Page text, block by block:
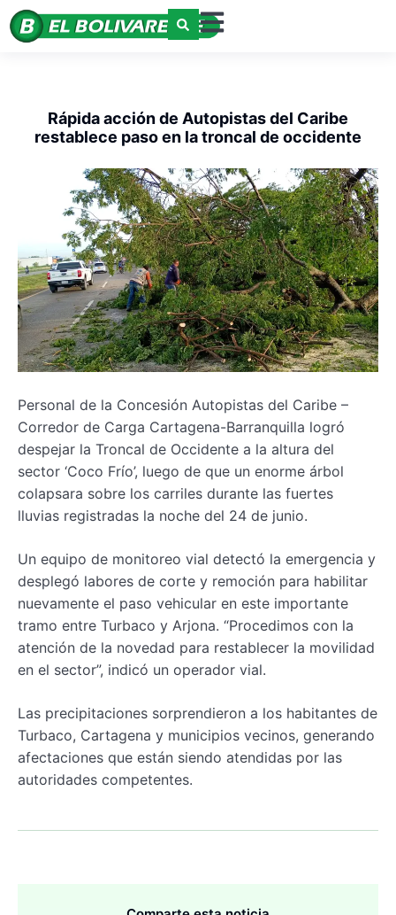
Rápida acción de Autopistas del Caribe
restablece paso en la troncal de occidente
Personal de la Concesión Autopistas del Caribe –
Corredor de Carga Cartagena-Barranquilla logró
despejar la Troncal de Occidente a la altura del
sector ‘Coco Frío’, luego de que un enorme árbol
colapsara sobre los carriles durante las fuertes
lluvias registradas la noche del 24 de junio.
Un equipo de monitoreo vial detectó la emergencia y
desplegó labores de corte y remoción para habilitar
nuevamente el paso vehicular en este importante
tramo entre Turbaco y Arjona. “Procedimos con la
atención de la novedad para restablecer la movilidad
en el sector”, indicó un operador vial.
Las precipitaciones sorprendieron a los habitantes de
Turbaco, Cartagena y municipios vecinos, generando
afectaciones que están siendo atendidas por las
autoridades competentes.